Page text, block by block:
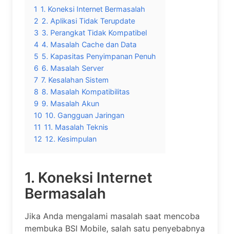
1 1. Koneksi Internet Bermasalah
2 2. Aplikasi Tidak Terupdate
3 3. Perangkat Tidak Kompatibel
4 4. Masalah Cache dan Data
5 5. Kapasitas Penyimpanan Penuh
6 6. Masalah Server
7 7. Kesalahan Sistem
8 8. Masalah Kompatibilitas
9 9. Masalah Akun
10 10. Gangguan Jaringan
11 11. Masalah Teknis
12 12. Kesimpulan
1. Koneksi Internet
Bermasalah
Jika Anda mengalami masalah saat mencoba
membuka BSI Mobile, salah satu penyebabnya